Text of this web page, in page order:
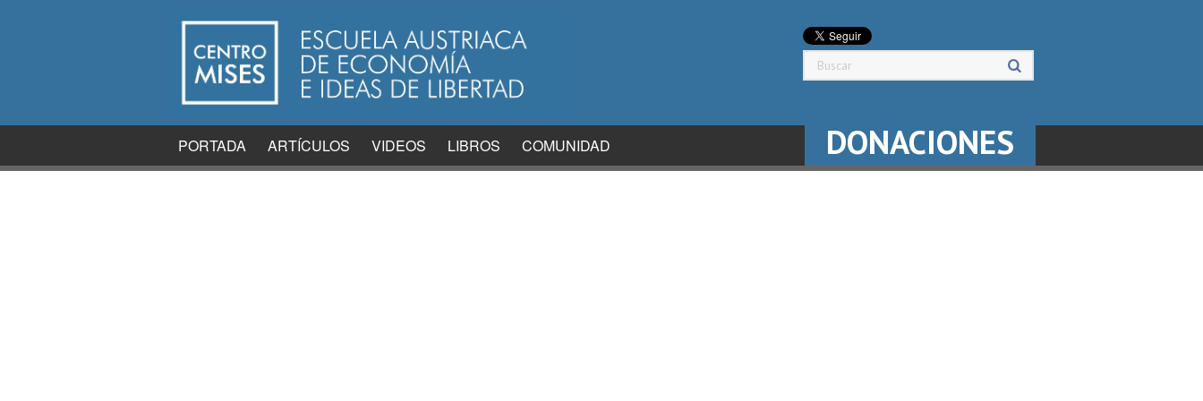
PORTADA ARTÍCULOS VIDEOS LIBROS COMUNIDAD DONACIONES